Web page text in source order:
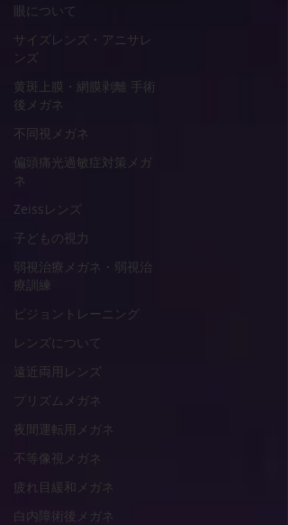
眼について
サイズレンズ・アニサレ
ンズ
黄斑上膜・網膜剥離 手術
後メガネ
不同視メガネ
偏頭痛光過敏症対策メガ
ネ
Zeissレンズ
子どもの視力
弱視治療メガネ・弱視治
療訓練
ビジョントレーニング
レンズについて
遠近両用レンズ
プリズムメガネ
夜間運転用メガネ
不等像視メガネ
疲れ目緩和メガネ
白内障術後メガネ